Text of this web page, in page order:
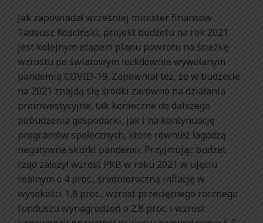
Jak zapowiadał wcześniej minister finansów
Tadeusz Kościński, projekt budżetu na rok 2021
jest kolejnym etapem planu powrotu na ścieżkę
wzrostu po światowym lockdownie wywołanym
pandemią COVID-19. Zapewniał też, że w budżecie
na 2021 znajdą się środki zarówno na działania
proinwestycyjne, tak konieczne do dalszego
pobudzenia gospodarki, jak i na kontynuację
programów społecznych, które również łagodzą
negatywne skutki pandemii. Przyjmując budżet
rząd założył wzrost PKB w roku 2021 w ujęciu
realnym o 4 proc., średnioroczną inflację w
wysokości 1,8 proc., wzrost przeciętnego rocznego
funduszu wynagrodzeń o 2,8 proc. i wzrost